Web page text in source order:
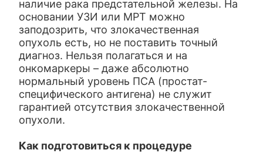
наличие рака предстательной железы. На
основании УЗИ или МРТ можно
заподозрить, что злокачественная
опухоль есть, но не поставить точный
диагноз. Нельзя полагаться и на
онкомаркеры – даже абсолютно
нормальный уровень ПСА (простат-
специфического антигена) не служит
гарантией отсутствия злокачественной
опухоли.
Как подготовиться к процедуре